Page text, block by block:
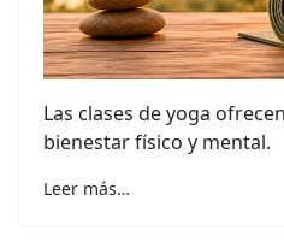
Las clases de yoga
bienestar físico y mental.
Leer más…